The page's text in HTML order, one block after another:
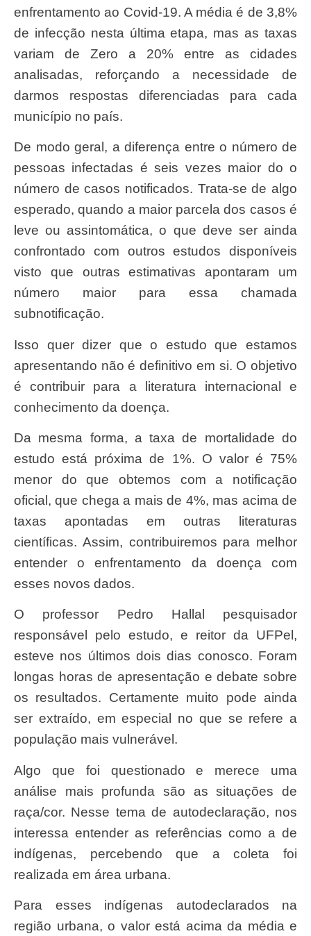
enfrentamento ao Covid-19. A média é de 3,8%
de infecção nesta última etapa, mas as taxas
variam de Zero a 20% entre as cidades
analisadas, reforçando a necessidade de
darmos respostas diferenciadas para cada
município no país.
De modo geral, a diferença entre o número de
pessoas infectadas é seis vezes maior do o
número de casos notificados. Trata-se de algo
esperado, quando a maior parcela dos casos é
leve ou assintomática, o que deve ser ainda
confrontado com outros estudos disponíveis
visto que outras estimativas apontaram um
número maior para essa chamada
subnotificação.
Isso quer dizer que o estudo que estamos
apresentando não é definitivo em si. O objetivo
é contribuir para a literatura internacional e
conhecimento da doença.
Da mesma forma, a taxa de mortalidade do
estudo está próxima de 1%. O valor é 75%
menor do que obtemos com a notificação
oficial, que chega a mais de 4%, mas acima de
taxas apontadas em outras literaturas
científicas. Assim, contribuiremos para melhor
entender o enfrentamento da doença com
esses novos dados.
O professor Pedro Hallal pesquisador
responsável pelo estudo, e reitor da UFPel,
esteve nos últimos dois dias conosco. Foram
longas horas de apresentação e debate sobre
os resultados. Certamente muito pode ainda
ser extraído, em especial no que se refere a
população mais vulnerável.
Algo que foi questionado e merece uma
análise mais profunda são as situações de
raça/cor. Nesse tema de autodeclaração, nos
interessa entender as referências como a de
indígenas, percebendo que a coleta foi
realizada em área urbana.
Para esses indígenas autodeclarados na
região urbana, o valor está acima da média e